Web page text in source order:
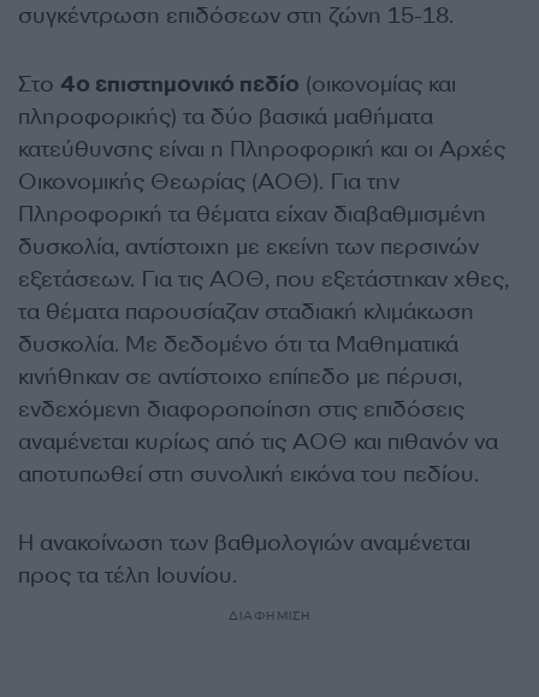
συγκέντρωση επιδόσεων στη ζώνη 15-18.
Στο 4ο επιστημονικό πεδίο (οικονομίας και
πληροφορικής) τα δύο βασικά μαθήματα
κατεύθυνσης είναι η Πληροφορική και οι Αρχές
Οικονομικής Θεωρίας (ΑΟΘ). Για την
Πληροφορική τα θέματα είχαν διαβαθμισμένη
δυσκολία, αντίστοιχη με εκείνη των περσινών
εξετάσεων. Για τις ΑΟΘ, που εξετάστηκαν χθες,
τα θέματα παρουσίαζαν σταδιακή κλιμάκωση
δυσκολία. Με δεδομένο ότι τα Μαθηματικά
κινήθηκαν σε αντίστοιχο επίπεδο με πέρυσι,
ενδεχόμενη διαφοροποίηση στις επιδόσεις
αναμένεται κυρίως από τις ΑΟΘ και πιθανόν να
αποτυπωθεί στη συνολική εικόνα του πεδίου.
Η ανακοίνωση των βαθμολογιών αναμένεται
προς τα τέλη Ιουνίου.
ΔΙΑΦΗΜΙΣΗ